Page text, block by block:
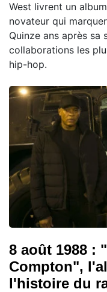
West livrent un
novateur qui
Quinze ans après sa
collaborations les
hip-hop.
8 août 1988 :
Compton",
l'histoire du